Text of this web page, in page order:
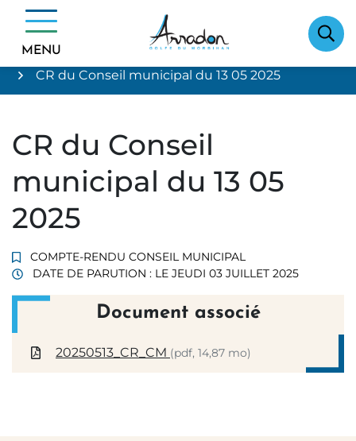
Aller
contenu
MENU
Vie municipale
Conseil municipal
Délibérations et procès verbaux
Compte-rendu Conseil Municipal
CR du Conseil municipal du 13 05 2025
CR du Conseil
municipal du 13 05
2025
COMPTE-RENDU CONSEIL MUNICIPAL
DATE DE PARUTION : LE JEUDI 03 JUILLET 2025
Document associé
20250513_CR_CM (pdf, 14,87 mo)